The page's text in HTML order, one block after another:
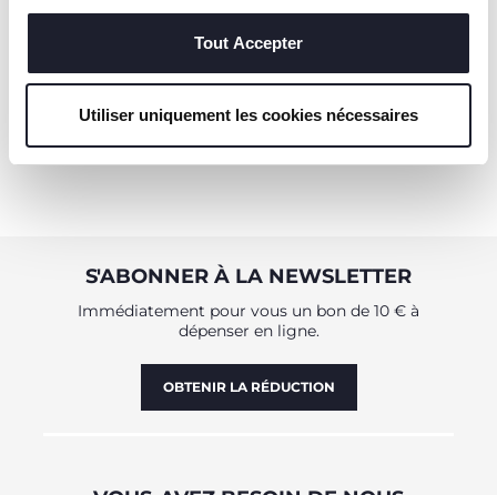
techniques, qui sont essentiels au service demandé.
Tout Accepter
Utiliser uniquement les cookies nécessaires
AJOUTER
S'ABONNER À LA NEWSLETTER
Immédiatement pour vous un bon de 10 € à
dépenser en ligne.
OBTENIR LA RÉDUCTION